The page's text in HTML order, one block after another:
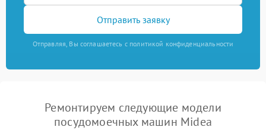
Отправить заявку
Отправляя, Вы соглашаетесь с политикой конфиденциальности
Ремонтируем следующие модели
посудомоечных машин Midea